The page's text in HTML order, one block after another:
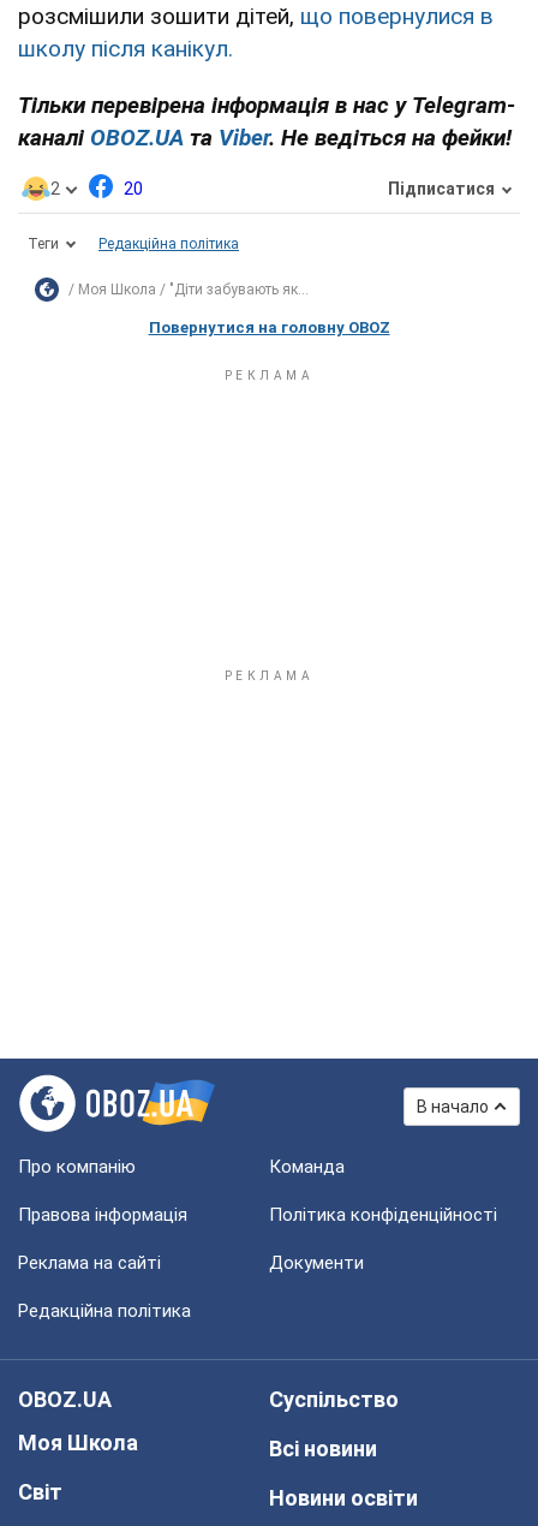
розсмішили зошити дітей, що повернулися в
школу після канікул.
Тільки перевірена інформація в нас у Telegram-
каналі OBOZ.UA та Viber. Не ведіться на фейки!
2 20 Підписатися
Теги Редакційна політика
Моя Школа "Діти забувають як...
Повернутися на головну OBOZ
В начало
Про компанію Команда
Правова інформація Політика конфіденційності
Реклама на сайті Документи
Редакційна політика
OBOZ.UA
Моя Школа
Світ
Суспільство
Всі новини
Новини освіти